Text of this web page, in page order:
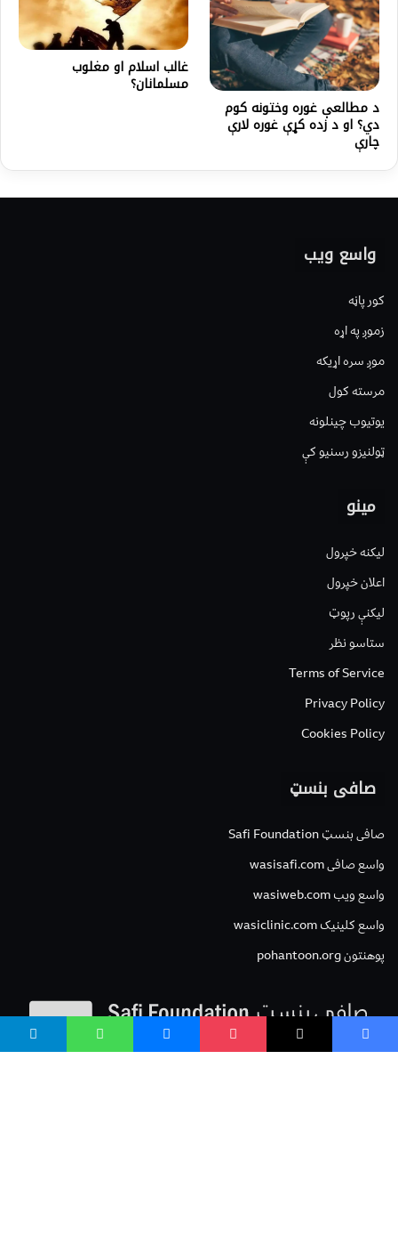
د مطالعې غوره وختونه کوم
دي؟ او د زده کړې غوره لارې
چارې
غالب اسلام او مغلوب
مسلمانان؟
واسع ویب
کور پاڼه
زموږ په اړه
موږ سره اړیکه
مرسته کول
یوتیوب چینلونه
ټولنیزو رسنیو کې
مینو
لیکنه خپرول
اعلان خپرول
لیکنې رپوټ
ستاسو نظر
Terms of Service
Privacy Policy
Cookies Policy
صافی بنسټ
صافی بنسټ Safi Foundation
واسع صافی wasisafi.com
واسع ویب wasiweb.com
واسع کلینیک wasiclinic.com
پوهنتون pohantoon.org